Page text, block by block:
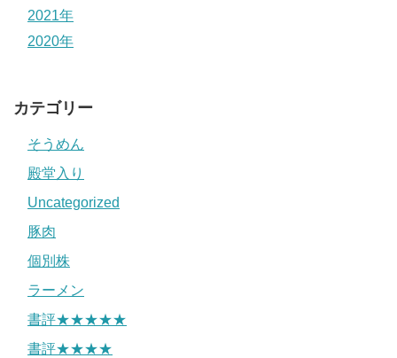
2021年
2020年
カテゴリー
そうめん
殿堂入り
Uncategorized
豚肉
個別株
ラーメン
書評★★★★★
書評★★★★